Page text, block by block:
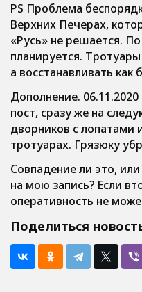
PS Проблема
Верхних Печерах,
«Русь» не решается.
планируется.
а восстанавливать как
Дополнение. 06.11.2020
пост, сразу же на
дворников с лопатами
тротуарах. Грязюку
Совпадение ли это,
на мою запись? Если
оперативность не
Поделиться